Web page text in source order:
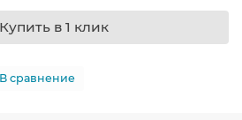
Купить в 1 клик
В сравнение